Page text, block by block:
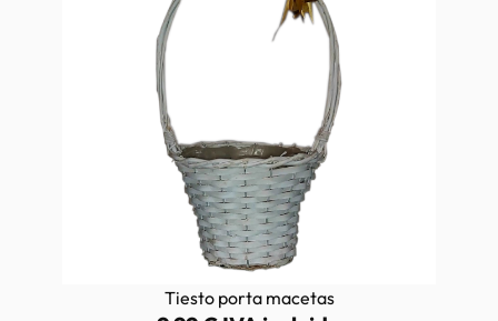
Tiesto porta macetas